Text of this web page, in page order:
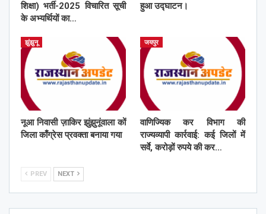
शिक्षा) भर्ती-2025 विचारित सूची
के अभ्यर्थियों का…
हुआ उद्घाटन।
झुंझुनू
नूआ निवासी ज़ाकिर झुंझुनूंवाला कों
जिला काँग्रेस प्रवक्ता बनाया गया
जयपुर
वाणिज्यिक कर विभाग की
राज्यव्यापी कार्रवाई: कई जिलों में
सर्वे, करोड़ों रुपये की कर…
PREV NEXT